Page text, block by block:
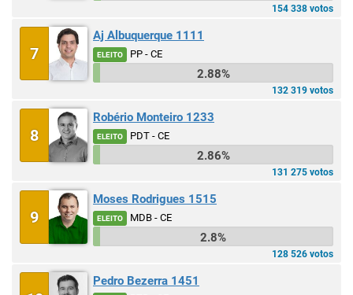
154 338 votos
7
Aj Albuquerque 1111
ELEITO PP - CE
2.88%
132 319 votos
8
Robério Monteiro 1233
ELEITO PDT - CE
2.86%
131 275 votos
9
Moses Rodrigues 1515
ELEITO MDB - CE
2.8%
128 526 votos
Pedro Bezerra 1451